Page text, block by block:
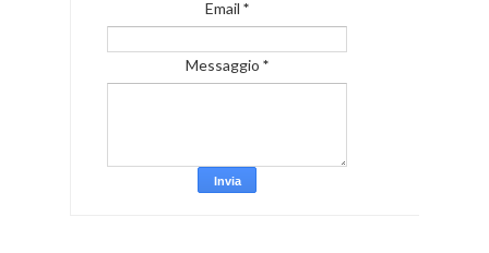
Email *
Messaggio *